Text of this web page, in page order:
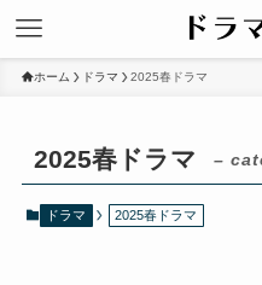
ホーム ドラマ 2025春ドラマ
2025春ドラマ –
ドラマ 2025春ドラマ